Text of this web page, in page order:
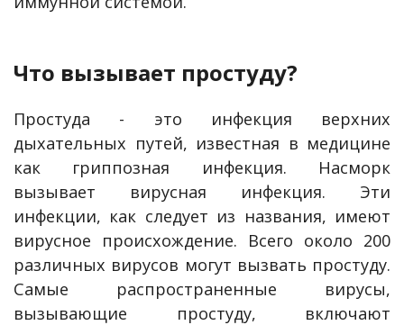
Что вызывает простуду?
Простуда - это инфекция верхних
дыхательных путей, известная в медицине
как гриппозная инфекция. Насморк
вызывает вирусная инфекция. Эти
инфекции, как следует из названия, имеют
вирусное происхождение. Всего около 200
различных вирусов могут вызвать простуду.
Самые распространенные вирусы,
вызывающие простуду, включают